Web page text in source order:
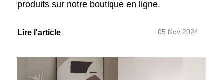
produits sur notre boutique en ligne.
Lire l'article 05 Nov 2024